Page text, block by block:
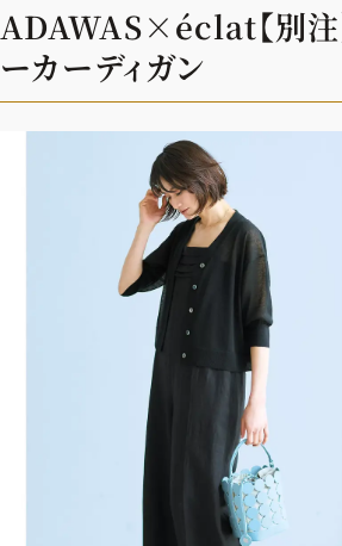
エクラプレミアムNEWS
通販ランキング
デジタルカタログ
エクラプレミアム通販
from編集部
インフォメーション
ADAWAS×éclat【別注
ーカーディガン